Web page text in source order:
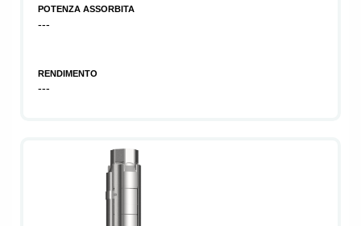
POTENZA ASSORBITA
---
RENDIMENTO
---